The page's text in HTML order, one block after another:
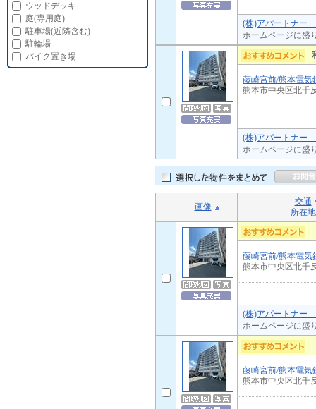
(株)アパートナー
ホームページに盛
藤崎宮前/熊本電気
熊本市中央区北千
(株)アパートナー
ホームページに盛
画像
交通
所在地
藤崎宮前/熊本電気
熊本市中央区北千
(株)アパートナー
ホームページに盛
藤崎宮前/熊本電気
熊本市中央区北千
ウッドデッキ
庭(専用庭)
駐車場(近隣含む)
駐輪場
バイク置き場